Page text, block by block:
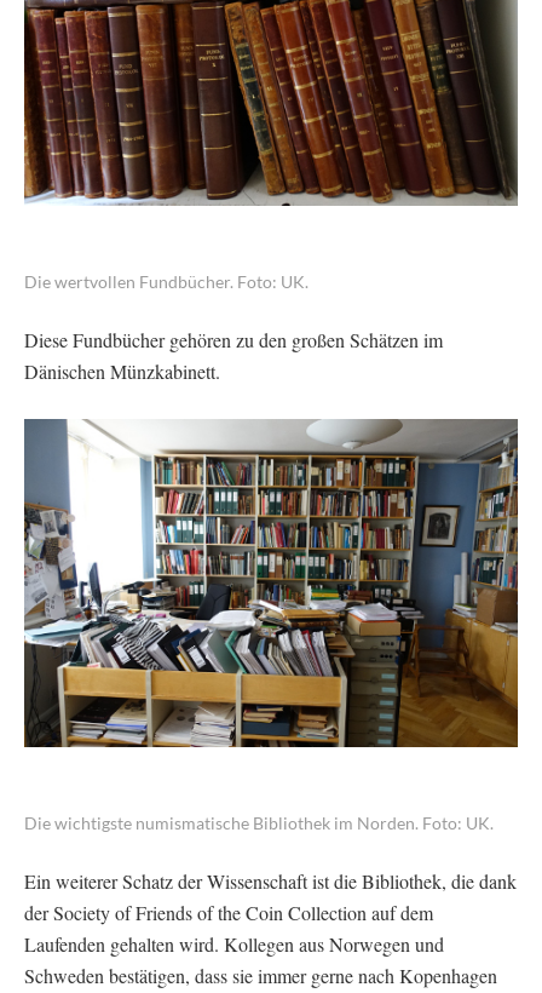
Die wertvollen Fundbücher. Foto: UK.
Diese Fundbücher gehören zu den großen Schätzen im
Dänischen Münzkabinett.
Die wichtigste numismatische Bibliothek im Norden. Foto: UK.
Ein weiterer Schatz der Wissenschaft ist die Bibliothek, die dank
der Society of Friends of the Coin Collection auf dem
Laufenden gehalten wird. Kollegen aus Norwegen und
Schweden bestätigen, dass sie immer gerne nach Kopenhagen